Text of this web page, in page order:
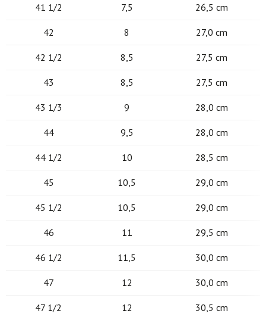
41 1/2 7,5 26,5 cm
42 8 27,0 cm
42 1/2 8,5 27,5 cm
43 8,5 27,5 cm
43 1/3 9 28,0 cm
44 9,5 28,0 cm
44 1/2 10 28,5 cm
45 10,5 29,0 cm
45 1/2 10,5 29,0 cm
46 11 29,5 cm
46 1/2 11,5 30,0 cm
47 12 30,0 cm
47 1/2 12 30,5 cm